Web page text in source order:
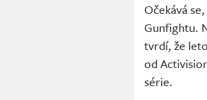
Očekává
Gunfightu.
tvrdí, že
od
série.